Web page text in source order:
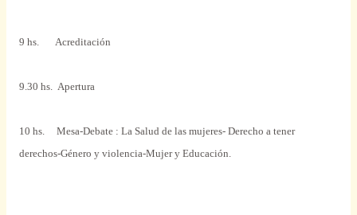
9 hs. Acreditación
9.30 hs. Apertura
10 hs. Mesa-Debate : La Salud de las mujeres- Derecho a tener
derechos-Género y violencia-Mujer y Educación.